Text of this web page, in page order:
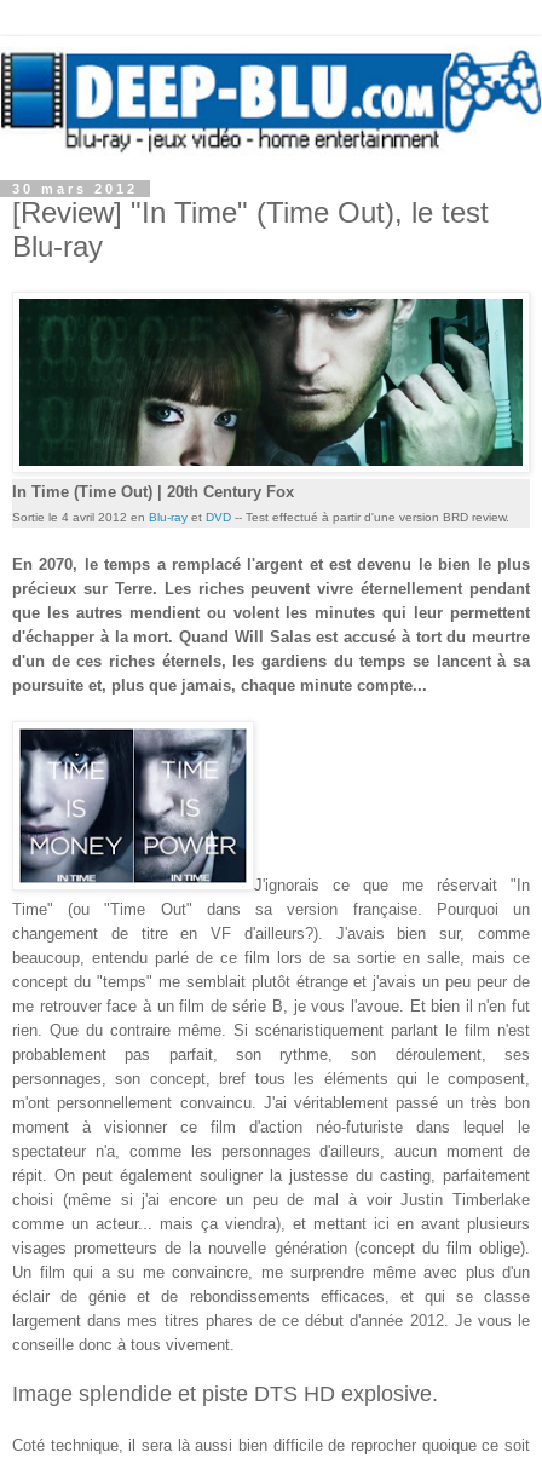
30 mars 2012
[Review] "In Time" (Time Out), le test
Blu-ray
In Time (Time Out) | 20th Century Fox
Sortie le 4 avril 2012 en Blu-ray et DVD -- Test effectué à partir d'une version BRD review.
En 2070, le temps a remplacé l'argent et est devenu le bien le plus
précieux sur Terre. Les riches peuvent vivre éternellement pendant
que les autres mendient ou volent les minutes qui leur permettent
d'échapper à la mort. Quand Will Salas est accusé à tort du meurtre
d'un de ces riches éternels, les gardiens du temps se lancent à sa
poursuite et, plus que jamais, chaque minute compte...
J'ignorais ce que me réservait "In
Time" (ou "Time Out" dans sa version française. Pourquoi un
changement de titre en VF d'ailleurs?). J'avais bien sur, comme
beaucoup, entendu parlé de ce film lors de sa sortie en salle, mais ce
concept du "temps" me semblait plutôt étrange et j'avais un peu peur de
me retrouver face à un film de série B, je vous l'avoue. Et bien il n'en fut
rien. Que du contraire même. Si scénaristiquement parlant le film n'est
probablement pas parfait, son rythme, son déroulement, ses
personnages, son concept, bref tous les éléments qui le composent,
m'ont personnellement convaincu. J'ai véritablement passé un très bon
moment à visionner ce film d'action néo-futuriste dans lequel le
spectateur n'a, comme les personnages d'ailleurs, aucun moment de
répit. On peut également souligner la justesse du casting, parfaitement
choisi (même si j'ai encore un peu de mal à voir Justin Timberlake
comme un acteur... mais ça viendra), et mettant ici en avant plusieurs
visages prometteurs de la nouvelle génération (concept du film oblige).
Un film qui a su me convaincre, me surprendre même avec plus d'un
éclair de génie et de rebondissements efficaces, et qui se classe
largement dans mes titres phares de ce début d'année 2012. Je vous le
conseille donc à tous vivement.
Image splendide et piste DTS HD explosive.
Coté technique, il sera là aussi bien difficile de reprocher quoique ce soit